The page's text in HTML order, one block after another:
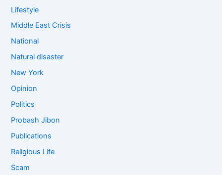
Lifestyle
Middle East Crisis
National
Natural disaster
New York
Opinion
Politics
Probash Jibon
Publications
Religious Life
Scam